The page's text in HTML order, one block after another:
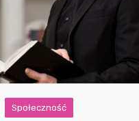
Społeczność